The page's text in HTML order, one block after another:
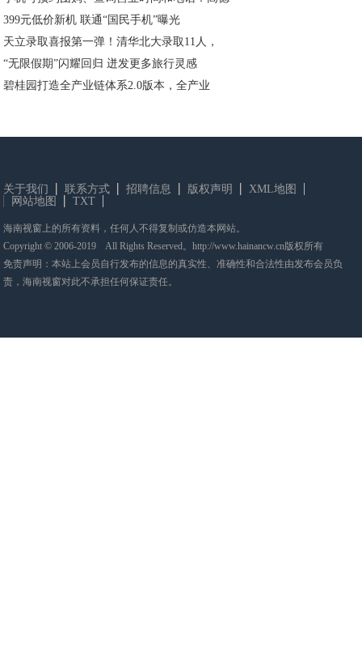
399元低价新机 联通“国民手机”曝光
天立录取喜报第一弹！清华北大录取11人，
“无限假期”闪耀回归 迸发更多旅行灵感
碧桂园打造全产业链体系2.0版本，全产业
关于我们 联系方式 招聘信息 版权声明
XML地图
网站地图
TXT
海南视窗上的所有资料，任何人不得复制或仿造本网站。
Copyright © 2006-2019 All Rights Reserved。http://www.hainancw.cn版权所有
免责声明：本站上会员自行发布的信息的真实性、准确性和合法性由发布会员负
责，海南视窗对此不承担任何保证责任。